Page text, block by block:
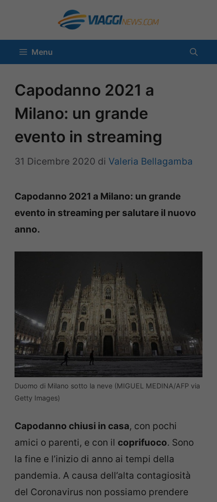
contenuto
Menu
Capodanno 2021 a
Milano: un grande
evento in streaming
31 Dicembre 2020 di Valeria Bellagamba
Capodanno 2021 a Milano: un grande
evento in streaming per salutare il nuovo
anno.
Duomo di Milano sotto la neve (MIGUEL MEDINA/AFP via
Getty Images)
Capodanno chiusi in casa, con pochi
amici o parenti, e con il coprifuoco. Sono
la fine e l’inizio di anno ai tempi della
pandemia. A causa dell’alta contagiosità
del Coronavirus non possiamo prendere